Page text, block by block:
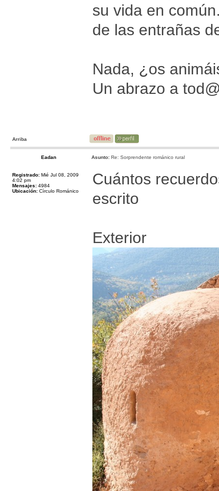
su vida en
de las entrañas
Nada, ¿os
Un abrazo a
Arriba
Eadan Asunto: Re: Sorprendente románico rural
Registrado: Mié Jul 08, 2009
4:02 pm
Mensajes: 4984
Ubicación: Círculo Románico
Cuántos
escrito
Exterior